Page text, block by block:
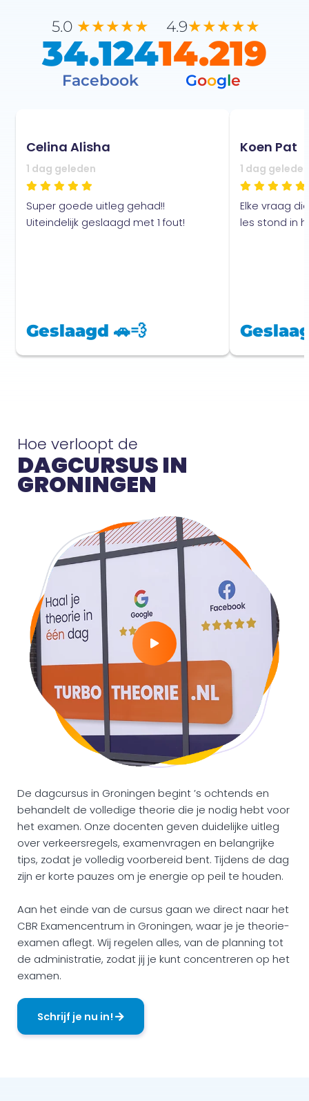
5.0 ★★★★★
34.124
Facebook
4.9★★★★★
14.219
Google
Celina Alisha
1 dag geleden
Super goede uitleg gehad!!
Uiteindelijk geslaagd met 1 fout!
Geslaagd 🚗💨
Koen Pat
1 dag geleden
Elke vraag
les stond in
Hoe verloopt de
DAGCURSUS IN
GRONINGEN
De dagcursus in Groningen begint ’s ochtends en
behandelt de volledige theorie die je nodig hebt voor
het examen. Onze docenten geven duidelijke uitleg
over verkeersregels, examenvragen en belangrijke
tips, zodat je volledig voorbereid bent. Tijdens de dag
zijn er korte pauzes om je energie op peil te houden.
Aan het einde van de cursus gaan we direct naar het
CBR Examencentrum in Groningen, waar je je theorie-
examen aflegt. Wij regelen alles, van de planning tot
de administratie, zodat jij je kunt concentreren op het
examen.
Schrijf je nu in!